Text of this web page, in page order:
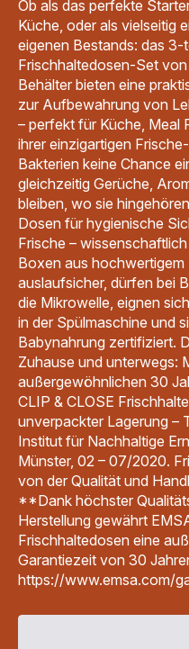
Ob als das perfekte
Küche, oder als vielseitig
eigenen Bestands: das 3-
Frischhaltedosen-Set
Behälter bieten eine
zur Aufbewahrung von
– perfekt für Küche, Meal
ihrer einzigartigen
Bakterien keine Chance
gleichzeitig Gerüche,
bleiben, wo sie
Dosen für hygienische
Frische –
Boxen aus
auslaufsicher, dürfen bei
die Mikrowelle, eignen
in der Spülmaschine und
Babynahrung zertifiziert.
Zuhause und unterwegs:
außergewöhnlichen 30
CLIP & CLOSE
unverpackter Lagerung –
Institut für Nachhaltige
Münster, 02 – 07/2020.
von der Qualität und
**Dank höchster
Herstellung gewährt
Frischhaltedosen eine
Garantiezeit von 30
https://www.emsa.com/